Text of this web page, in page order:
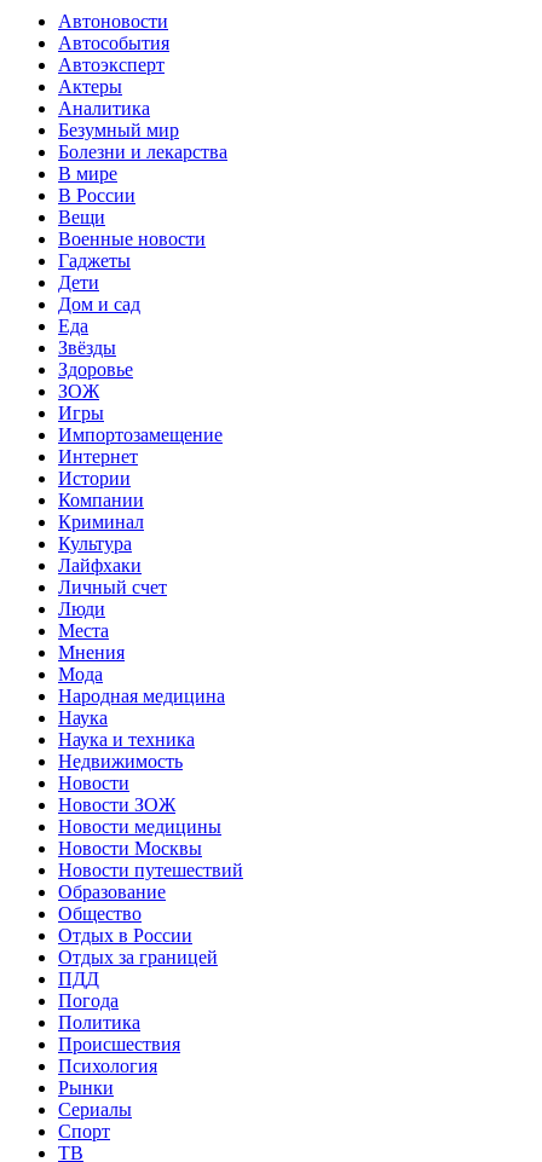
Автоновости
Автособытия
Автоэксперт
Актеры
Аналитика
Безумный мир
Болезни и лекарства
В мире
В России
Вещи
Военные новости
Гаджеты
Дети
Дом и сад
Еда
Звёзды
Здоровье
ЗОЖ
Игры
Импортозамещение
Интернет
Истории
Компании
Криминал
Культура
Лайфхаки
Личный счет
Люди
Места
Мнения
Мода
Народная медицина
Наука
Наука и техника
Недвижимость
Новости
Новости ЗОЖ
Новости медицины
Новости Москвы
Новости путешествий
Образование
Общество
Отдых в России
Отдых за границей
ПДД
Погода
Политика
Происшествия
Психология
Рынки
Сериалы
Спорт
ТВ